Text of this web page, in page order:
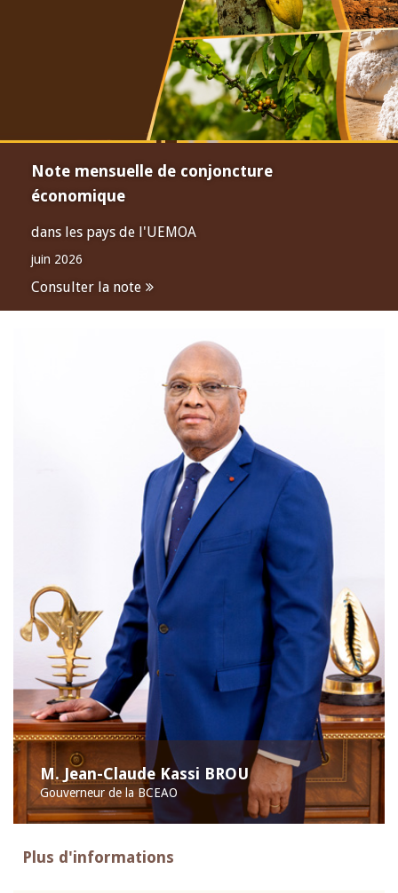
Note mensuelle de conjoncture
économique
dans les pays de l'UEMOA
juin 2026
Consulter la note
M. Jean-Claude Kassi BROU
Gouverneur de la BCEAO
Plus d'informations